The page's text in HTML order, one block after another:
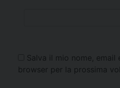
Salva il mio nome, email
browser per la prossima